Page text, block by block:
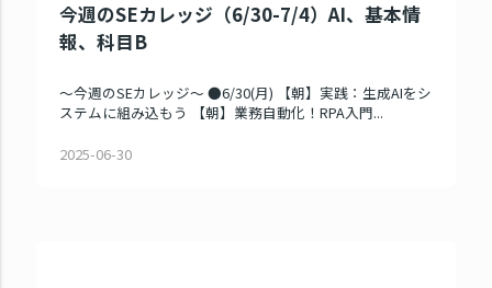
今週のSEカレッジ（6/30-7/4）AI、基本情
報、科目B
～今週のSEカレッジ～ ●6/30(月) 【朝】実践：生成AIをシ
ステムに組み込もう 【朝】業務自動化！RPA入門...
2025-06-30